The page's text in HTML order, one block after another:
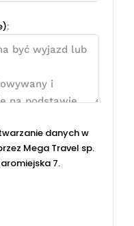
danych w
Mega Travel sp.
7.